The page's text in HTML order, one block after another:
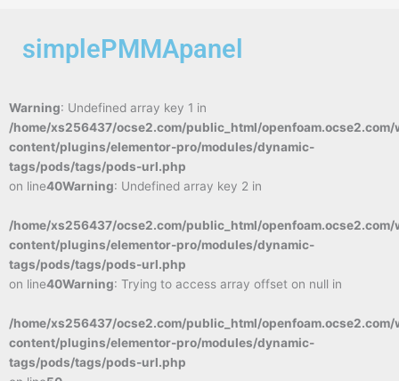
simplePMMApanel
Warning: Undefined array key 1 in
/home/xs256437/ocse2.com/public_html/openfoam.ocse2.com/
content/plugins/elementor-pro/modules/dynamic-
tags/pods/tags/pods-url.php
on line40Warning: Undefined array key 2 in
/home/xs256437/ocse2.com/public_html/openfoam.ocse2.com/
content/plugins/elementor-pro/modules/dynamic-
tags/pods/tags/pods-url.php
on line40Warning: Trying to access array offset on null in
/home/xs256437/ocse2.com/public_html/openfoam.ocse2.com/
content/plugins/elementor-pro/modules/dynamic-
tags/pods/tags/pods-url.php